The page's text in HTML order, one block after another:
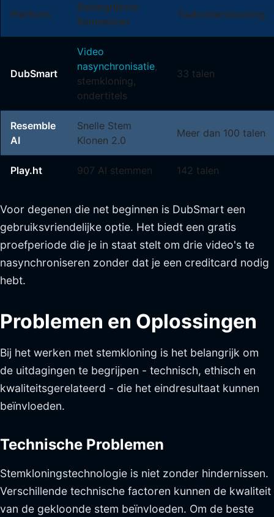
Platform
Belangrijkste
Kenmerken
Taalondersteuning
DubSmart
Video
nasynchronisatie,
stemkloning,
ondertitels
33 talen
Resemble
AI
Snelle Stem
Klonen 2.0
Meer dan 100 talen
Play.ht 907 AI stemmen 142 talen
Voor degenen die net beginnen is DubSmart een
gebruiksvriendelijke optie. Het biedt een gratis
proefperiode die je in staat stelt om drie video's te
nasynchroniseren zonder dat je een creditcard nodig
hebt.
Problemen en Oplossingen
Bij het werken met stemkloning is het belangrijk om
de uitdagingen te begrijpen - technisch, ethisch en
kwaliteitsgerelateerd - die het eindresultaat kunnen
beïnvloeden.
Technische Problemen
Stemkloningstechnologie is niet zonder hindernissen.
Verschillende technische factoren kunnen de kwaliteit
van de gekloonde stem beïnvloeden. Om de beste